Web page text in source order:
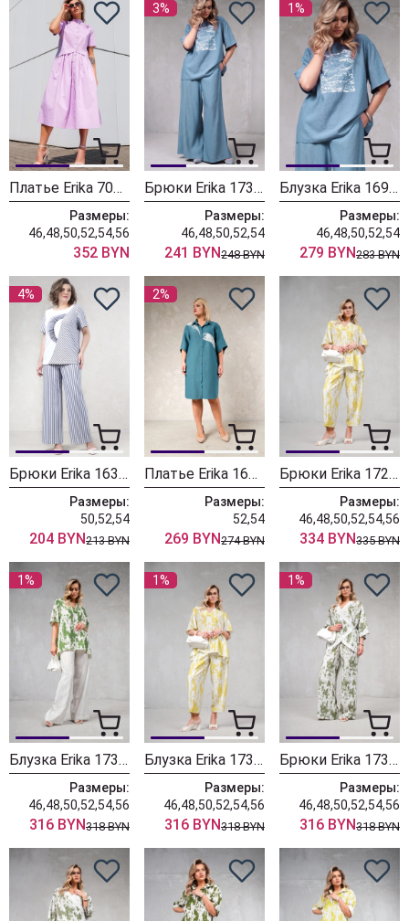
Платье Erika 7058 лиловый
Размеры:
46,48,50,52,54,56
352 BYN
3%
Брюки Erika 1735-1 голубой
Размеры:
46,48,50,52,54
241 BYN248 BYN
1%
Блузка Erika 1698 голубой
Размеры:
46,48,50,52,54
279 BYN283 BYN
4%
Брюки Erika 1630-1 серо\белый
Размеры:
50,52,54
204 BYN213 BYN
2%
Платье Erika 1692-2 бирюза
Размеры:
52,54
269 BYN274 BYN
Брюки Erika 1724-4 желтый
Размеры:
46,48,50,52,54,56
334 BYN335 BYN
1%
Блузка Erika 1737-6 зеленый
Размеры:
46,48,50,52,54,56
316 BYN318 BYN
1%
Блузка Erika 1737-4 желтый
Размеры:
46,48,50,52,54,56
316 BYN318 BYN
1%
Брюки Erika 1735-3 зеленый
Размеры:
46,48,50,52,54,56
316 BYN318 BYN